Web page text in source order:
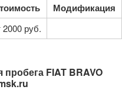
Модификация
2000 руб.
FIAT BRAVO